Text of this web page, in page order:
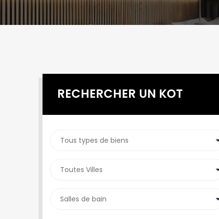
RECHERCHER UN KOT